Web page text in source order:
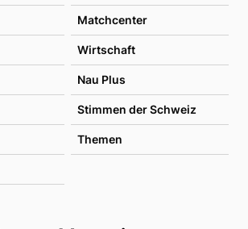
Matchcenter
Wirtschaft
Nau Plus
Stimmen der Schweiz
Themen